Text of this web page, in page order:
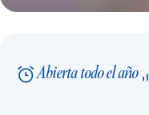
Abierta todo el año